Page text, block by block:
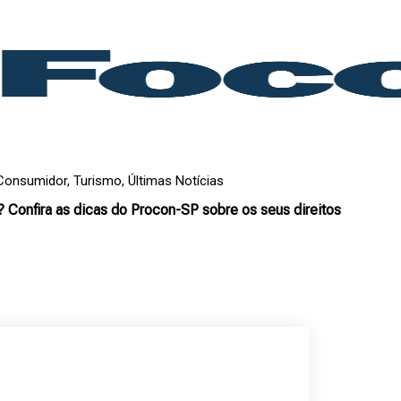
, Turismo, Últimas Notícias
Confira as dicas do Procon-SP sobre os seus direitos